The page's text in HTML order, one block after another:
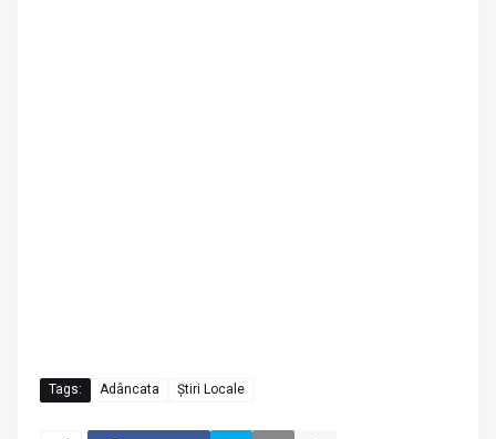
Tags: Adâncata Știri Locale